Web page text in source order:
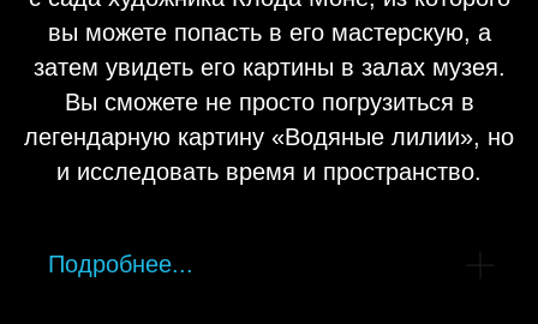
вы можете попасть в его мастерскую, а
затем увидеть его картины в залах музея.
Вы сможете не просто погрузиться в
легендарную картину «Водяные лилии», но
и исследовать время и пространство.
Подробнее...